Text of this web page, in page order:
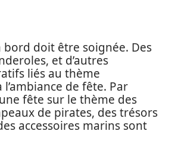
bord doit être soignée. Des
et d’autres
liés au thème
de fête. Par
fête sur le thème des
de pirates, des trésors
accessoires marins sont